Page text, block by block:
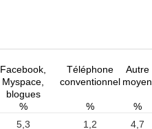
Facebook,
Myspace,
blogues
Téléphone
conventionnel
Autre
moyen
% %
%
5,3 1,2 4,7